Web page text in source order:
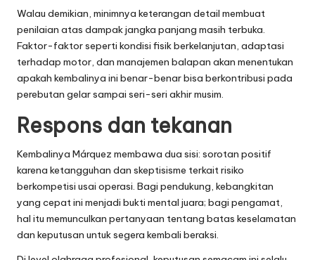
Walau demikian, minimnya keterangan detail membuat
penilaian atas dampak jangka panjang masih terbuka.
Faktor-faktor seperti kondisi fisik berkelanjutan, adaptasi
terhadap motor, dan manajemen balapan akan menentukan
apakah kembalinya ini benar-benar bisa berkontribusi pada
perebutan gelar sampai seri-seri akhir musim.
Respons dan tekanan
Kembalinya Márquez membawa dua sisi: sorotan positif
karena ketangguhan dan skeptisisme terkait risiko
berkompetisi usai operasi. Bagi pendukung, kebangkitan
yang cepat ini menjadi bukti mental juara; bagi pengamat,
hal itu memunculkan pertanyaan tentang batas keselamatan
dan keputusan untuk segera kembali beraksi.